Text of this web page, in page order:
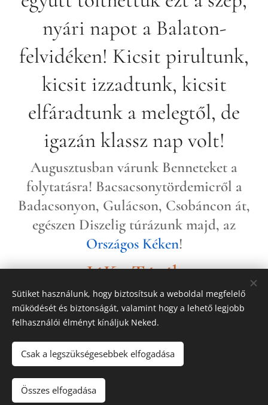
nyári napot a Balaton-
felvidéken! Kicsit pirultunk,
kicsit izzadtunk, kicsit
elfáradtunk a melegtől, de
igazán klassz nap volt!
Augusztusban várunk Benneteket a
folytatásra! Bacsacsonytördemicről a
Badacsonyon, Gulácson, Csobáncon át,
egészen Diszelig túrázunk majd, az
Országos Kéken!
JóKa-Túrák
Share
© 2024 JóKa-Túrák Minden jog fenntartva
Adatkezelési tájékoztató
Sütiket használunk, hogy biztosítsuk a weboldal megfelelő
működését és biztonságát, valamint hogy a lehető legjobb
felhasználói élményt kínáljuk Neked.
Csak a legszükségesebbek elfogadása
Összes elfogadása